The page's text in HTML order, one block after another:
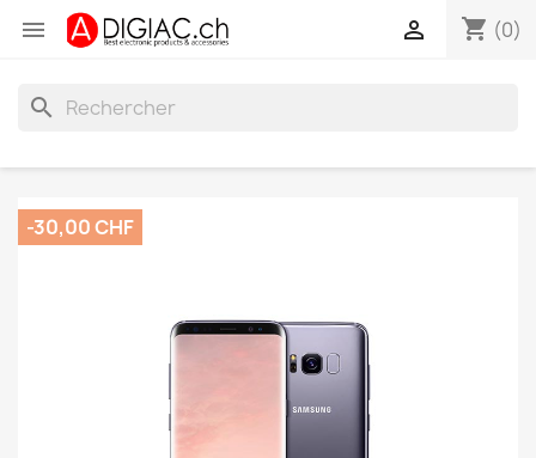
 shopping_cart (0)

search
-30,00 CHF